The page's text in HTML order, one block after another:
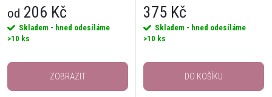
od 206 Kč
Skladem - hned odesíláme
>10 ks
ZOBRAZIT
375 Kč
Skladem - hned odesíláme
>10 ks
DO KOŠÍKU